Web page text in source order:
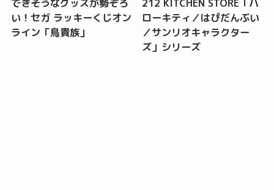
できそうなグッズが勢ぞろ
い！セガ ラッキーくじオン
ライン「鳥貴族」
212 KITCHEN STORE「ハ
ローキティ／はぴだんぶい
／サンリオキャラクター
ズ」シリーズ